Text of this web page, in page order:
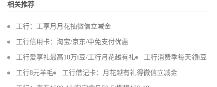
相关推荐
工行：工享月月花抽微信立减金
工行信用卡：淘宝/京东/中免支付优惠
工行爱享礼最高10万i豆/工行月花越有礼 工行消费季每天领i豆
工行8元羊毛 工行借记卡：月花越有礼得微信立减金